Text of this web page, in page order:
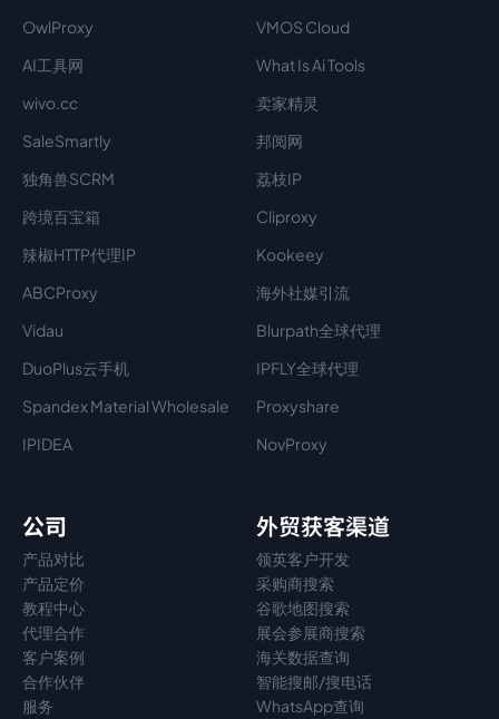
OwlProxy
VMOS Cloud
AI工具网
What Is Ai Tools
wivo.cc
卖家精灵
SaleSmartly
邦阅网
独角兽SCRM
荔枝IP
跨境百宝箱
Cliproxy
辣椒HTTP代理IP
Kookeey
ABCProxy
海外社媒引流
Vidau
Blurpath全球代理
DuoPlus云手机
IPFLY全球代理
Spandex Material Wholesale​
Proxyshare
IPIDEA
NovProxy
公司
产品对比
产品定价
教程中心
代理合作
客户案例
合作伙伴
服务
外贸获客渠道
领英客户开发
采购商搜索
谷歌地图搜索
展会参展商搜索
海关数据查询
智能搜邮/搜电话
WhatsApp查询